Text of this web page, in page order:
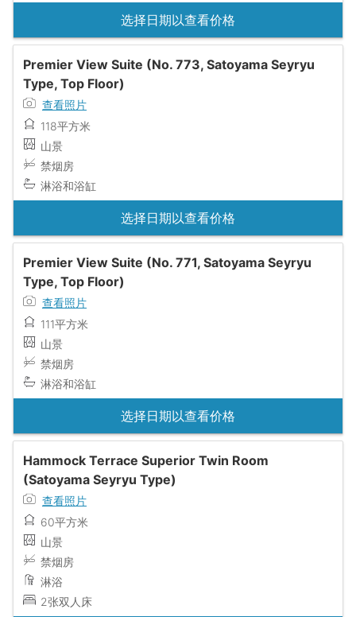
选择日期以查看价格
Premier View Suite (No. 773, Satoyama Seyryu
Type, Top Floor)
查看照片
118平方米
山景
禁烟房
淋浴和浴缸
选择日期以查看价格
Premier View Suite (No. 771, Satoyama Seyryu
Type, Top Floor)
查看照片
111平方米
山景
禁烟房
淋浴和浴缸
选择日期以查看价格
Hammock Terrace Superior Twin Room
(Satoyama Seyryu Type)
查看照片
60平方米
山景
禁烟房
淋浴
2张双人床